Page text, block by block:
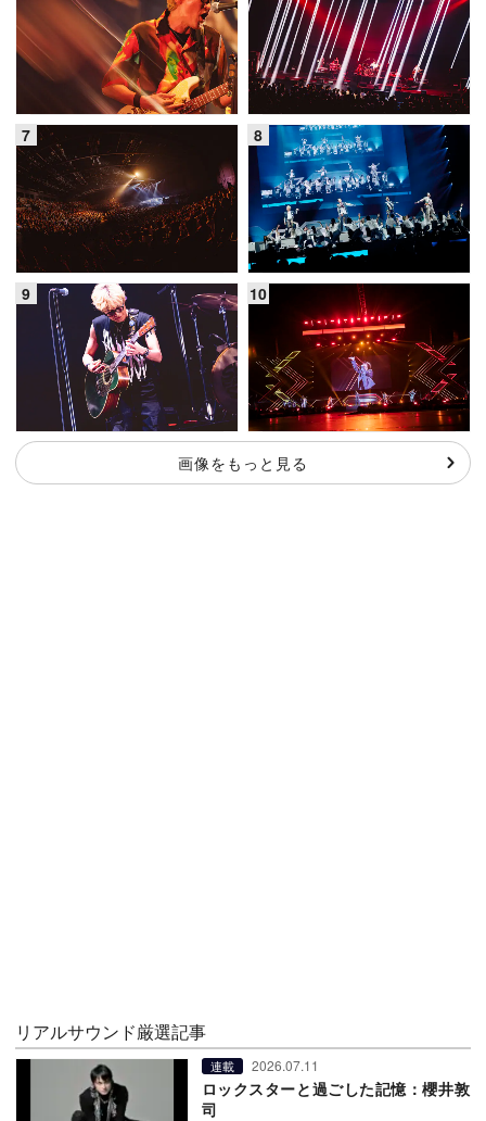
画像をもっと見る
リアルサウンド厳選記事
連載 2026.07.11
ロックスターと過ごした記憶：櫻井敦
司